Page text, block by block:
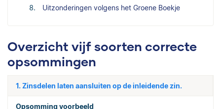
Uitzonderingen volgens het Groene Boekje
Overzicht vijf soorten correcte
opsommingen
1. Zinsdelen laten aansluiten op de inleidende zin.